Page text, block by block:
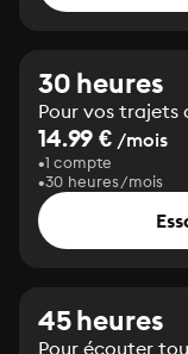
30 heures
Pour vos trajets
14.99 € /mois
1 compte
30 heures/mois
45 heures
Pour écouter